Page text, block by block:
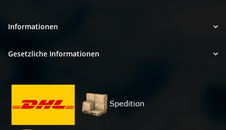
Informationen
Gesetzliche Informationen